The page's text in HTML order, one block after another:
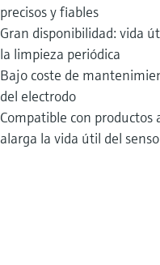
precisos y fiables
Gran disponibilidad: vida
la limpieza periódica
Bajo coste de
del electrodo
Compatible con productos
alarga la vida útil del